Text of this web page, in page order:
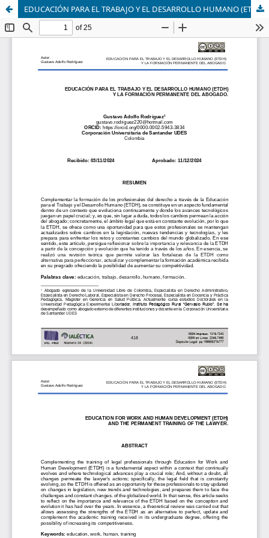
EDUCACIÓN PARA EL TRABAJO Y EL DESARROLLO HUMANO (ETDH) Y LA FORMACIÓN PERMANENTE DEL ABOGADO.